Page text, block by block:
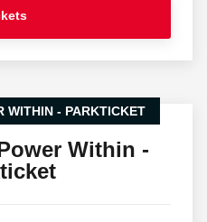
WITHIN - PARKTICKET
Within -